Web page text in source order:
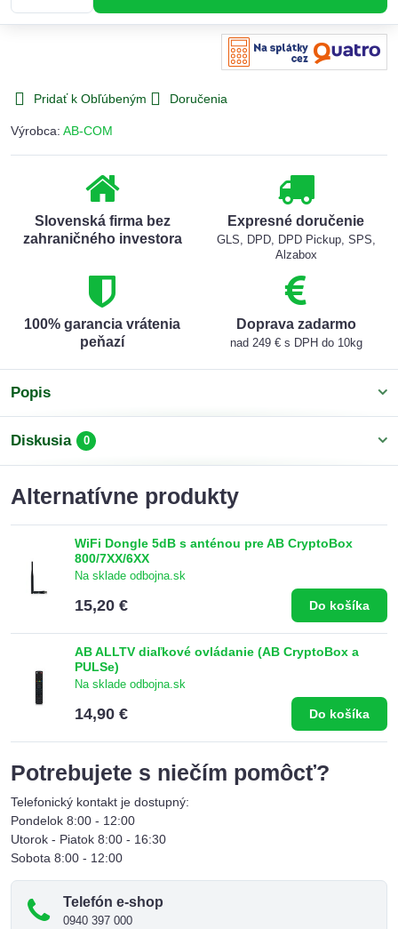
Pridať k Obľúbeným Doručenia
Výrobca: AB-COM
Slovenská firma bez
zahraničného investora
Expresné doručenie
GLS, DPD, DPD Pickup, SPS,
Alzabox
100% garancia vrátenia
peňazí
Doprava zadarmo
nad 249 € s DPH do 10kg
Popis
Diskusia 0
Alternatívne produkty
WiFi Dongle 5dB s anténou pre AB CryptoBox
800/7XX/6XX
Na sklade odbojna.sk
15,20 € Do košíka
AB ALLTV diaľkové ovládanie (AB CryptoBox a
PULSe)
Na sklade odbojna.sk
14,90 € Do košíka
Potrebujete s niečím pomôcť?
Telefonický kontakt je dostupný:
Pondelok 8:00 - 12:00
Utorok - Piatok 8:00 - 16:30
Sobota 8:00 - 12:00
Telefón e-shop
0940 397 000